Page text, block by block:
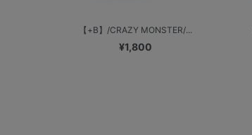
【+B】/CRAZY MONSTER/...
¥1,800